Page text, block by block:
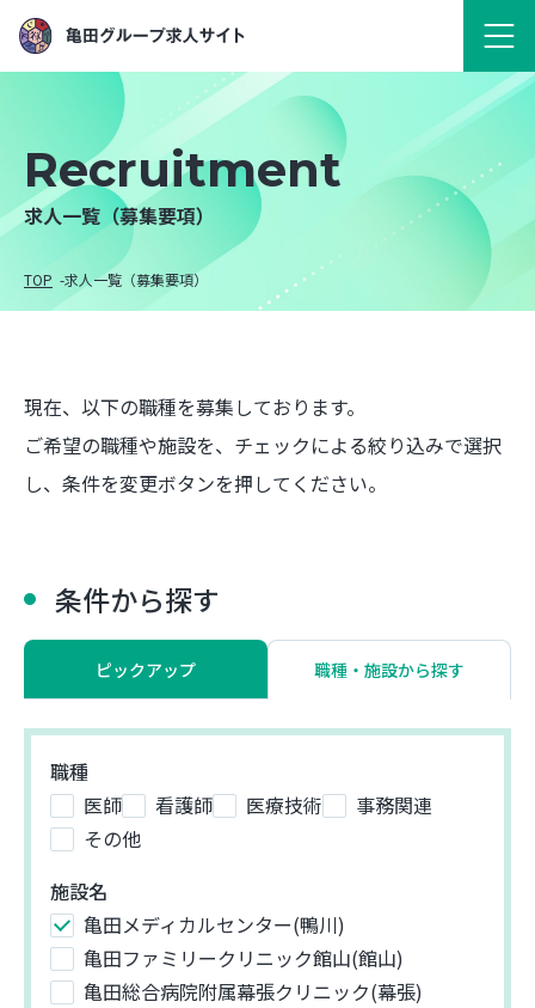
Recruitment
求人一覧（募集要項）
TOP 求人一覧（募集要項）
現在、以下の職種を募集しております。
ご希望の職種や施設を、チェックによる絞り込みで選択
し、条件を変更ボタンを押してください。
条件から探す
ピックアップ 職種・施設から探す
職種
医師
看護師 医療技術
事務関連
その他
施設名
亀田メディカルセンター(鴨川)
亀田ファミリークリニック館山(館山)
亀田総合病院附属幕張クリニック(幕張)